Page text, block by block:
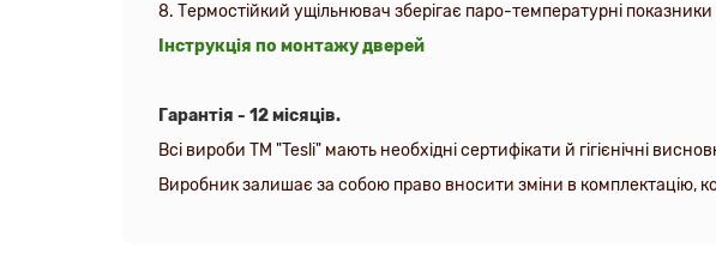
8. Термостійкий ущільнювач зберігає паро-температурні показники
Інструкція по монтажу дверей
Гарантія - 12 місяців.
Всі вироби ТМ "Tesli" мають необхідні сертифікати й гігієнічні
Виробник залишає за собою право вносити зміни в комплектацію,